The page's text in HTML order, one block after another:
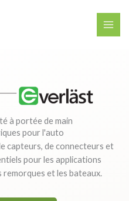
à portée de main
pour l'auto
capteurs, de connecteurs et
pour les applications
remorques et les bateaux.